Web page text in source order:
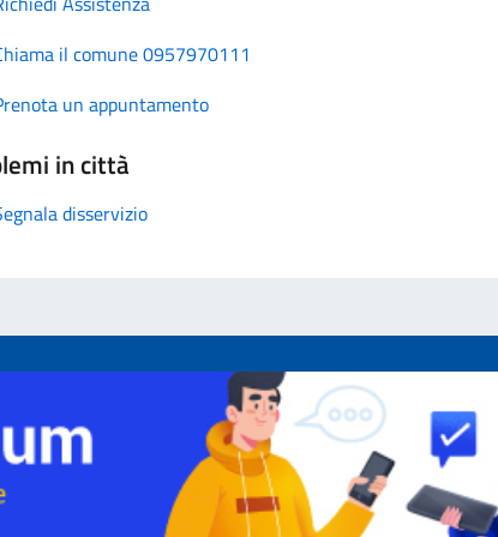
il comune 0957970111
un appuntamento
in città
disservizio